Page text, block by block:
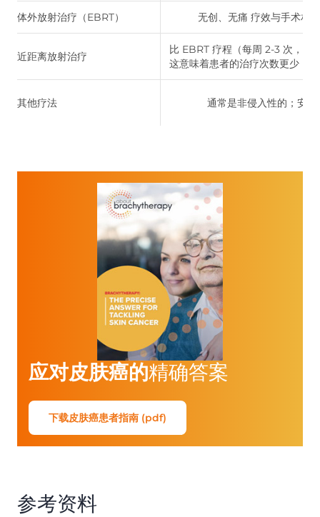
体外放射治疗（EBRT） 无创、无痛 疗效与手术相
近距离放射治疗
比 EBRT 疗程（每周 2-3 次，而
这意味着患者的治疗次数更少，
其他疗法 通常是非侵入性的；安
应对皮肤癌的精确答案
下载皮肤癌患者指南 (pdf)
参考资料